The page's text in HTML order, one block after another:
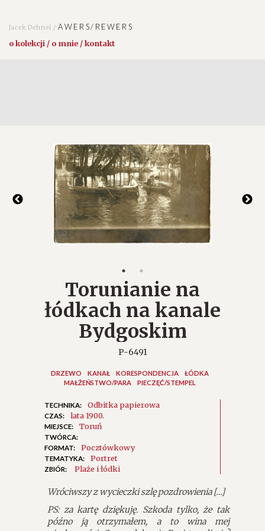
Jacek Dehnel /AWERS/REWERS
o kolekcji / o mnie / kontakt
Torunianie na
łódkach na kanale
Bydgoskim
P-6491
DRZEWO KANAŁ KORESPONDENCJA
ŁÓDKA
MAŁŻEŃSTWO/PARA
PIECZĘĆ/STEMPEL
TECHNIKA: Odbitka papierowa
CZAS: lata 1900.
MIEJSCE: Toruń
TWÓRCA:
FORMAT:
Pocztówkowy
TEMATYKA: Portret
ZBIÓR: Plaże i łódki
Wróciwszy z wycieczki szlę pozdrowienia […]
PS: za kartę dziękuję. Szkoda tylko, że tak
późno ją otrzymałem, a to wina mej